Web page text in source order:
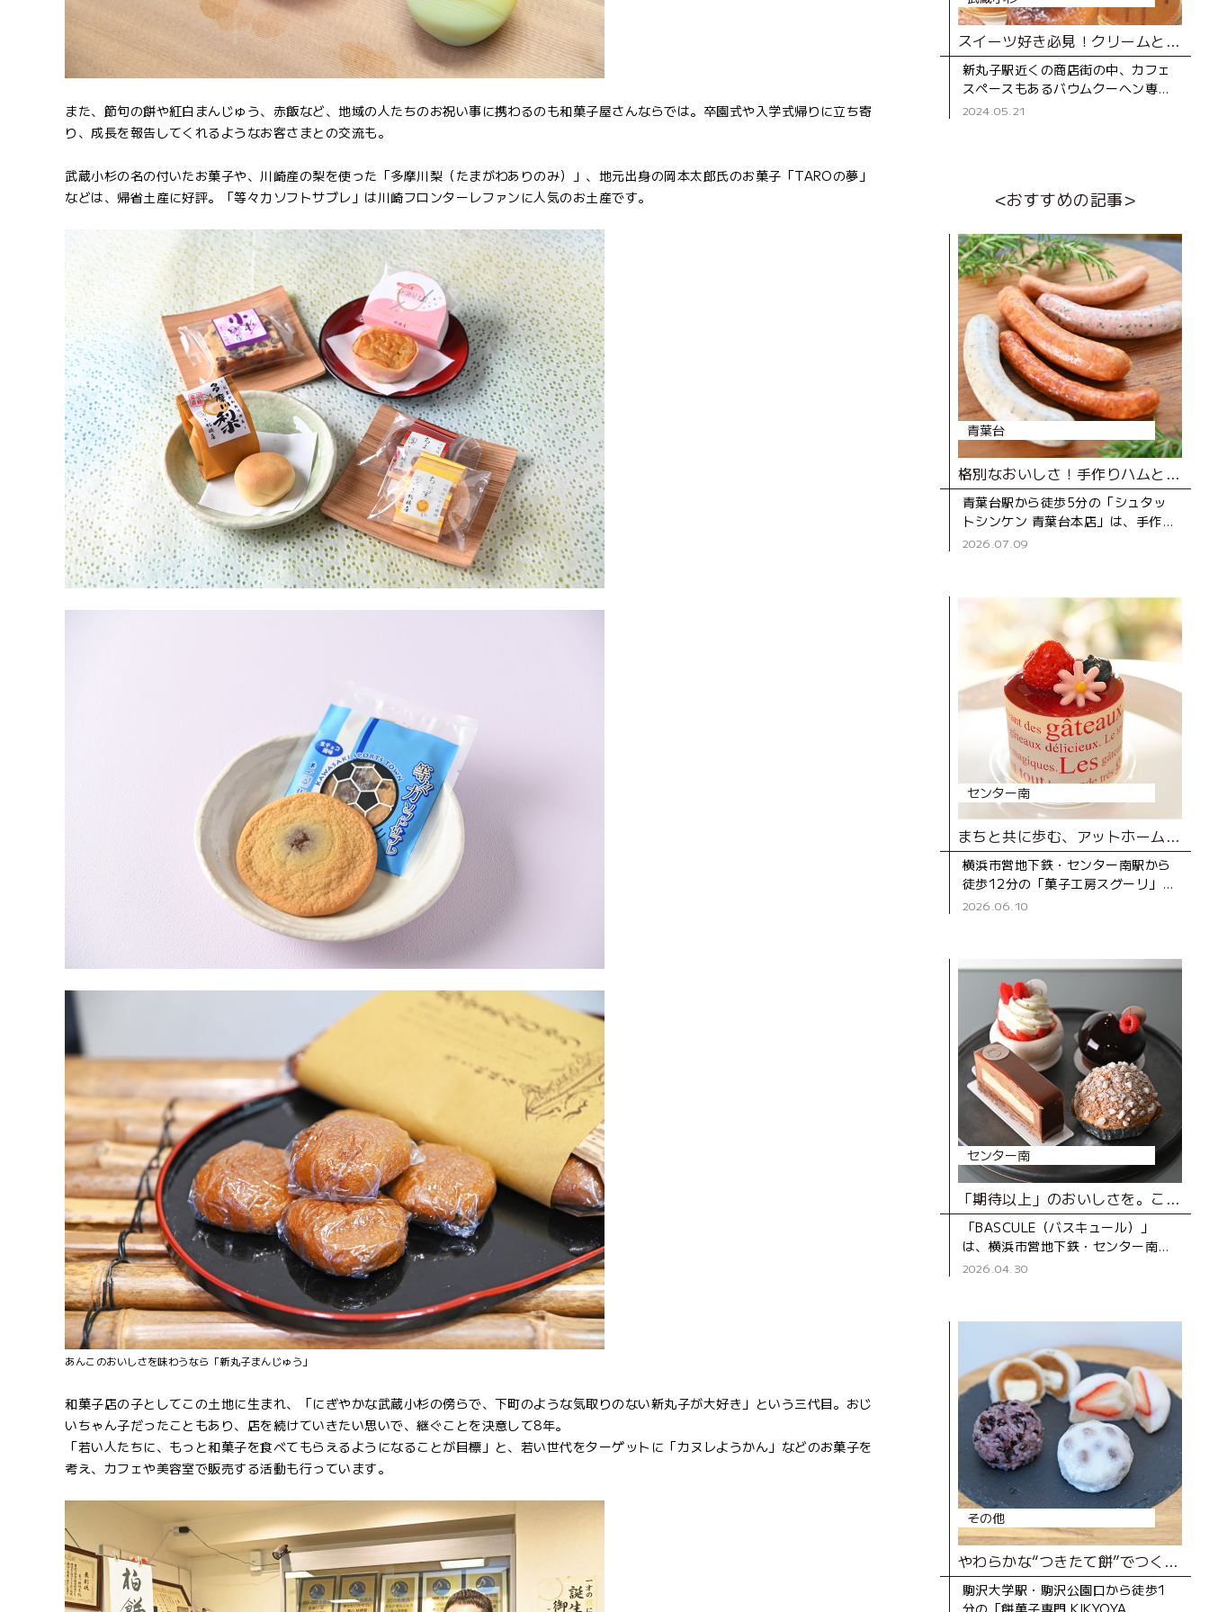
また、節句の餅や紅白まんじゅう、赤飯など、地域の人たちのお祝い事に携わるのも和菓子屋さんならでは。卒園式や入学式帰りに立ち寄
り、成長を報告してくれるようなお客さまとの交流も。
武蔵小杉の名の付いたお菓子や、川崎産の梨を使った「多摩川梨（たまがわありのみ）」、地元出身の岡本太郎氏のお菓子「TAROの夢」
などは、帰省土産に好評。「等々力ソフトサブレ」は川崎フロンターレファンに人気のお土産です。
あんこのおいしさを味わうなら「新丸子まんじゅう」
和菓子店の子としてこの土地に生まれ、「にぎやかな武蔵小杉の傍らで、下町のような気取りのない新丸子が大好き」という三代目。おじ
いちゃん子だったこともあり、店を続けていきたい思いで、継ぐことを決意して8年。
「若い人たちに、もっと和菓子を食べてもらえるようになることが目標」と、若い世代をターゲットに「カヌレようかん」などのお菓子を
考え、カフェや美容室で販売する活動も行っています。
スイーツ好き必見！クリームとろりの進化系バウムクーヘン専門店
新丸子駅近くの商店街の中、カフェ
スペースもあるバウムクーヘン専門
店。 通りを歩いていると、ガラス越
2024.05.21
<おすすめの記事>
青葉台
格別なおいしさ！手作りハムとソーセージ専門店
青葉台駅から徒歩5分の「シュタッ
トシンケン 青葉台本店」は、手作り
ハムとソーセージの専門店。創業39
2026.07.09
センター南
まちと共に歩む、アットホームなケーキ屋さん
横浜市営地下鉄・センター南駅から
徒歩12分の「菓子工房スグーリ」
は、パティシエの須栗（すぐり）さ
2026.06.10
センター南
「期待以上」のおいしさを。こだわりが生み出す、とびきりのスイーツ
「BASCULE（バスキュール）」
は、横浜市営地下鉄・センター南駅
から徒歩3分、大通りから一本入っ
2026.04.30
その他
やわらかな“つきたて餅”でつくる極上の餅菓子の店
駒沢大学駅・駒沢公園口から徒歩1